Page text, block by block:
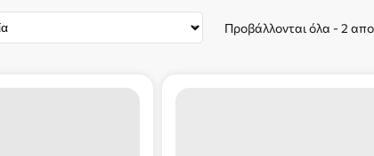
Προβάλλονται όλα - 2